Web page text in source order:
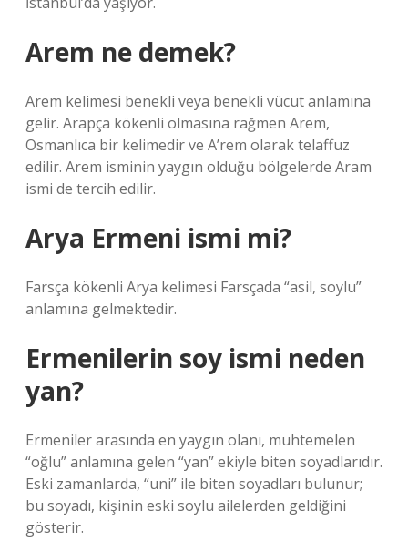
Arem ne demek?
Arem kelimesi benekli veya benekli vücut anlamına
gelir. Arapça kökenli olmasına rağmen Arem,
Osmanlıca bir kelimedir ve A’rem olarak telaffuz
edilir. Arem isminin yaygın olduğu bölgelerde Aram
ismi de tercih edilir.
Arya Ermeni ismi mi?
Farsça kökenli Arya kelimesi Farsçada “asil, soylu”
anlamına gelmektedir.
Ermenilerin soy ismi neden
yan?
Ermeniler arasında en yaygın olanı, muhtemelen
“oğlu” anlamına gelen “yan” ekiyle biten soyadlarıdır.
Eski zamanlarda, “uni” ile biten soyadları bulunur;
bu soyadı, kişinin eski soylu ailelerden geldiğini
gösterir.